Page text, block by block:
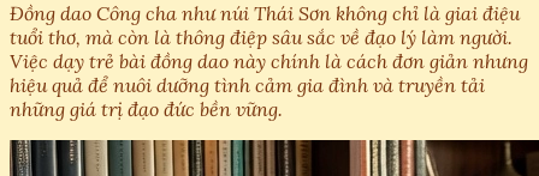
Đồng dao Công cha như núi Thái Sơn không chỉ là giai điệu
tuổi thơ, mà còn là thông điệp sâu sắc về đạo lý làm người.
Việc dạy trẻ bài đồng dao này chính là cách đơn giản nhưng
hiệu quả để nuôi dưỡng tình cảm gia đình và truyền tải
những giá trị đạo đức bền vững.